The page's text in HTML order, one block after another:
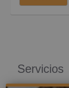
Servicios